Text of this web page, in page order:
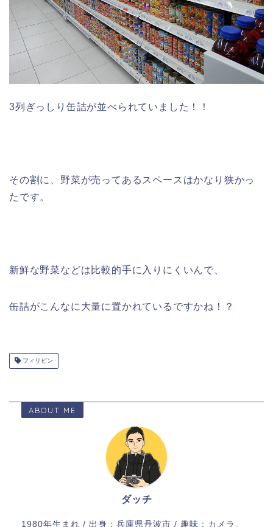
3列ぎっしり缶詰が並べられていました！！
その割に、野菜が売ってあるスペースはかなり狭かっ
たです。
新鮮な野菜などは比較的手に入りにくいんで、
缶詰がこんなに大量に置かれているですかね！？
フィリピン
ABOUT ME
ダッチ
1980年生まれ / 出身：兵庫県丹波市 / 趣味：カメラ、